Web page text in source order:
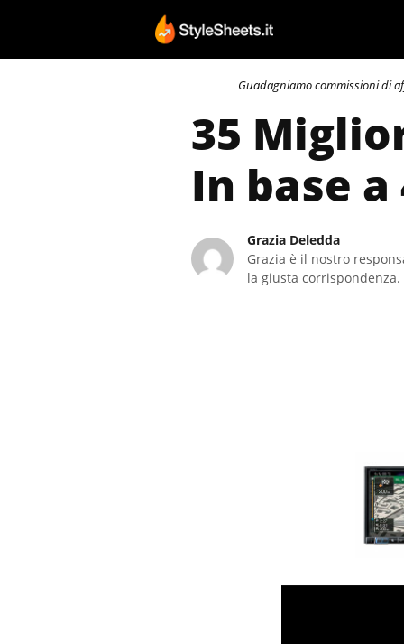
contenuto
Guadagniamo commissioni di
35
In base
Grazia Deledda
Grazia è il nostro
la giusta